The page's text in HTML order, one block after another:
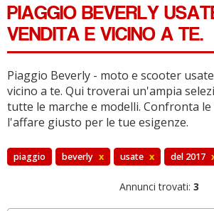
PIAGGIO BEVERLY
VENDITA E VICINO A TE.
Piaggio Beverly - moto e scooter
vicino a te. Qui troverai un'ampia
tutte le marche e modelli. Confronta
l'affare giusto per le tue esigenze.
piaggio beverly x usate x del 2017
Annunci trovati: 3